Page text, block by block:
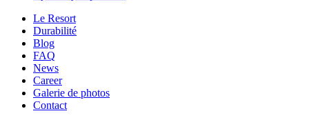
Le Resort
Durabilité
Blog
FAQ
News
Career
Galerie de photos
Contact